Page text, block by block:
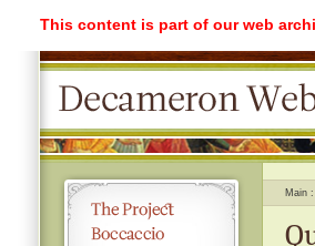
This content is part of our web
Main